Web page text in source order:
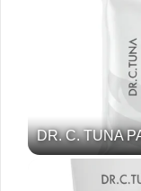
DR. C. TUNA